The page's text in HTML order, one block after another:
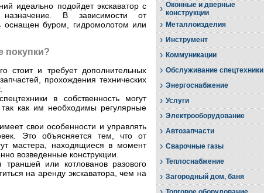
идеально подойдет экскаватор с
В зависимости от
оснащен буром, гидромолотом или
покупки?
стоит и требует дополнительных
прохождения технических
в собственность могут
как им необходимы регулярные
свои особенности и управлять
Это объясняется тем, что от
мастера, находящиеся в момент
возведенные конструкции.
траншей или котлованов разового
на аренду экскаватора, чем на
› Оконные и дверные
конструкции
› Металлоизделия
› Инструмент
› Коммуникации
› Обслуживание спецтехники
› Энергоснабжение
› Услуги
› Электрооборудование
› Автозапчасти
› Сварочные газы
› Теплоснабжение
› Загородный дом, баня